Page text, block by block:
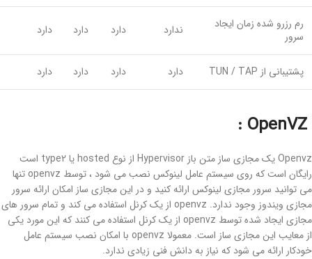
رم رزرو شده زمان ایجاد
سرور
ندارد دارد دارد دارد
پشتیبانی از TUN / TAP دارد دارد دارد دارد
Openvz یک مجازی ساز متن باز Hypervisor از نوع hosted یا type2 است
رایگان است که روی سیستم عامل لینوکس نصب می شود ، توسط openvz تنها
می توانید سرور مجازی لینوکس ارائه کنید و در این مجازی ساز امکان ارائه سرور
مجازی ویندوز وجود ندارد. openvz از یک کرنل استفاده می کند و تمام سرور های
مجازی ایجاد شده توسط openvz از یک کرنل استفاده می کنند که این مورد یکی
از معایب این مجازی ساز است. معمولا openvz با امکان نصب سیستم عامل
خودکار ارائه می شود که نیاز به دانش فنی زیادی ندارد.